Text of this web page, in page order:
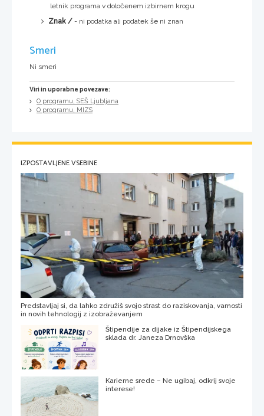
letnik programa v določenem izbirnem krogu
Znak / - ni podatka ali podatek še ni znan
Smeri
Ni smeri
Viri in uporabne povezave:
O programu, SEŠ Ljubljana
O programu, MIZS
IZPOSTAVLJENE VSEBINE
Predstavljaj si, da lahko združiš svojo strast do raziskovanja, varnosti
in novih tehnologij z izobraževanjem
Štipendije za dijake iz Štipendijskega
sklada dr. Janeza Drnovška
Karierne srede – Ne ugibaj, odkrij svoje
interese!